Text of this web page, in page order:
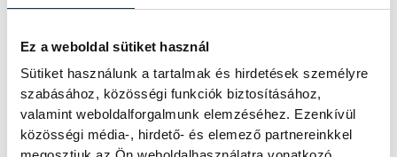
Ez a weboldal sütiket használ
Sütiket használunk a tartalmak és hirdetések személyre
szabásához, közösségi funkciók biztosításához,
valamint weboldalforgalmunk elemzéséhez. Ezenkívül
közösségi média-, hirdető- és elemező partnereinkkel